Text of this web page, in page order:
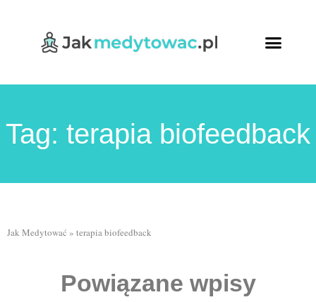
Tag: terapia biofeedback
Jak Medytować » terapia biofeedback
Powiązane wpisy